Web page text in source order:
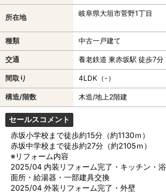
所在地 岐阜県大垣市菅野1丁目
種類 中古一戸建て
交通 養老鉄道 東赤坂駅 徒歩7分
間取り 4LDK（-）
構造/階数 木造/地上2階建
セールスコメント
赤坂小学校まで徒歩約15分（約1130ｍ）
赤坂中学校まで徒歩約27分（約2105ｍ）
※リフォーム内容
2025/04 内装リフォーム完了・キッチン・
面所・給湯器・一部建具交換
2025/04 外装リフォーム完了・外壁